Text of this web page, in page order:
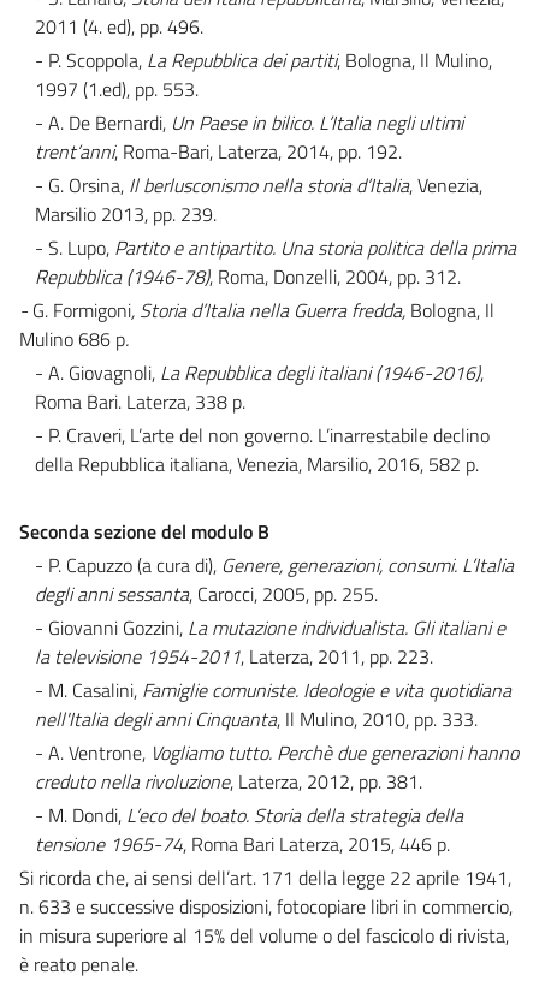
2011 (4. ed), pp. 496.
- P. Scoppola, La Repubblica dei partiti, Bologna, Il Mulino,
1997 (1.ed), pp. 553.
- A. De Bernardi, Un Paese in bilico. L’Italia negli ultimi
trent’anni, Roma-Bari, Laterza, 2014, pp. 192.
- G. Orsina, Il berlusconismo nella storia d’Italia, Venezia,
Marsilio 2013, pp. 239.
- S. Lupo, Partito e antipartito. Una storia politica della prima
Repubblica (1946-78), Roma, Donzelli, 2004, pp. 312.
- G. Formigoni, Storia d’Italia nella Guerra fredda, Bologna, Il
Mulino 686 p.
- A. Giovagnoli, La Repubblica degli italiani (1946-2016),
Roma Bari. Laterza, 338 p.
- P. Craveri, L’arte del non governo. L’inarrestabile declino
della Repubblica italiana, Venezia, Marsilio, 2016, 582 p.
Seconda sezione del modulo B
- P. Capuzzo (a cura di), Genere, generazioni, consumi. L’Italia
degli anni sessanta, Carocci, 2005, pp. 255.
- Giovanni Gozzini, La mutazione individualista. Gli italiani e
la televisione 1954-2011, Laterza, 2011, pp. 223.
- M. Casalini, Famiglie comuniste. Ideologie e vita quotidiana
nell'Italia degli anni Cinquanta, Il Mulino, 2010, pp. 333.
- A. Ventrone, Vogliamo tutto. Perchè due generazioni hanno
creduto nella rivoluzione, Laterza, 2012, pp. 381.
- M. Dondi, L’eco del boato. Storia della strategia della
tensione 1965-74, Roma Bari Laterza, 2015, 446 p.
Si ricorda che, ai sensi dell’art. 171 della legge 22 aprile 1941,
n. 633 e successive disposizioni, fotocopiare libri in commercio,
in misura superiore al 15% del volume o del fascicolo di rivista,
è reato penale.